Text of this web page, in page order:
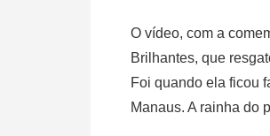
O vídeo, com a
Brilhantes, que
Foi quando ela ficou
Manaus. A rainha do